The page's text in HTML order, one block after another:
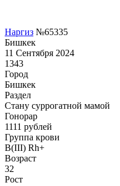
Наргиз №65335
Бишкек
11 Сентября 2024
1343
Город
Бишкек
Раздел
Cтану суррогатной мамой
Гонoрар
1111 рублей
Группа крови
B(III) Rh+
Возраст
32
Рост